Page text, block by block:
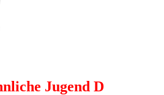
Jugend D